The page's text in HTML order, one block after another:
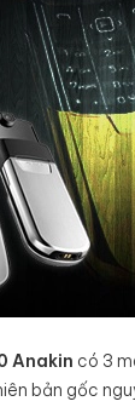
Anakin có 3
bản gốc